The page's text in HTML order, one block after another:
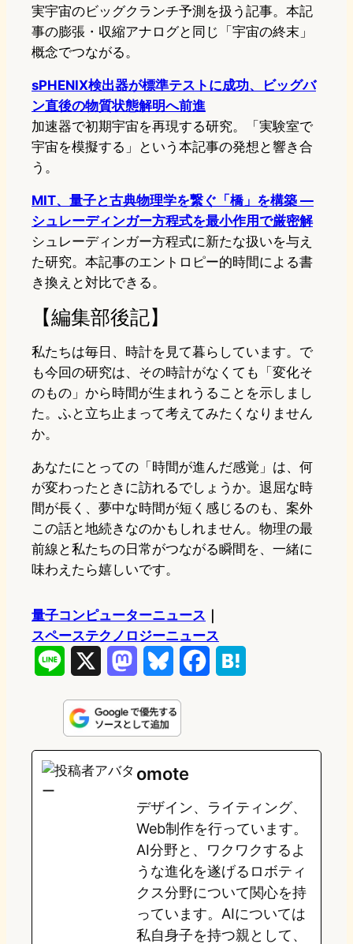
実宇宙のビッグクランチ予測を扱う記事。本記
事の膨張・収縮アナログと同じ「宇宙の終末」
概念でつながる。
sPHENIX検出器が標準テストに成功、ビッグバ
ン直後の物質状態解明へ前進
加速器で初期宇宙を再現する研究。「実験室で
宇宙を模擬する」という本記事の発想と響き合
う。
MIT、量子と古典物理学を繋ぐ「橋」を構築 —
シュレーディンガー方程式を最小作用で厳密解
シュレーディンガー方程式に新たな扱いを与え
た研究。本記事のエントロピー的時間による書
き換えと対比できる。
【編集部後記】
私たちは毎日、時計を見て暮らしています。で
も今回の研究は、その時計がなくても「変化そ
のもの」から時間が生まれうることを示しまし
た。ふと立ち止まって考えてみたくなりません
か。
あなたにとっての「時間が進んだ感覚」は、何
が変わったときに訪れるでしょうか。退屈な時
間が長く、夢中な時間が短く感じるのも、案外
この話と地続きなのかもしれません。物理の最
前線と私たちの日常がつながる瞬間を、一緒に
味わえたら嬉しいです。
量子コンピューターニュース
スペーステクノロジーニュース
n
e
s
t
o
d
o
n
u
e
s
y
e
o
o
k
e
a
omote
デザイン、ライティング、
Web制作を行っています。
AI分野と、ワクワクするよ
うな進化を遂げるロボティ
クス分野について関心を持
っています。AIについては
私自身子を持つ親として、